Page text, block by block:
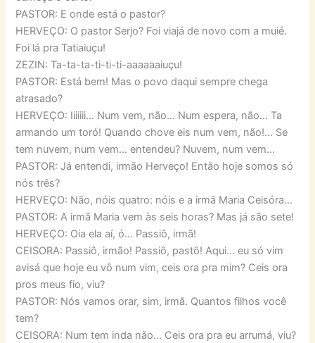
PASTOR: E onde está o pastor?
HERVEÇO: O pastor Serjo? Foi viajá de novo com a muié.
Foi lá pra Tatiaiuçu!
ZEZIN: Ta-ta-ta-ti-ti-ti-aaaaaaiuçu!
PASTOR: Está bem! Mas o povo daqui sempre chega
atrasado?
HERVEÇO: Iiiiiii… Num vem, não… Num espera, não… Ta
armando um toró! Quando chove eis num vem, não!… Se
tem nuvem, num vem… entendeu? Nuvem, num vem…
PASTOR: Já entendi, irmão Herveço! Então hoje somos só
nós três?
HERVEÇO: Não, nóis quatro: nóis e a irmã Maria Ceisóra…
PASTOR: A irmã Maria vem às seis horas? Mas já são sete!
HERVEÇO: Oia ela aí, ó… Passiô, irmã!
CEISORA: Passiô, irmão! Passiô, pastô! Aqui… eu só vim
avisá que hoje eu vô num vim, ceis ora pra mim? Ceis ora
pros meus fio, viu?
PASTOR: Nós vamos orar, sim, irmã. Quantos filhos você
tem?
CEISORA: Num tem inda não… Ceis ora pra eu arrumá, viu?